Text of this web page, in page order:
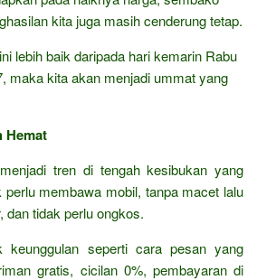
kita juga masih cenderung tetap.
lebih baik daripada hari kemarin Rabu
maka kita akan menjadi ummat yang
Hemat
tren di tengah kesibukan yang
membawa mobil, tanpa macet lalu
dan tidak perlu ongkos.
keunggulan seperti cara pesan yang
gratis, cicilan 0%, pembayaran di